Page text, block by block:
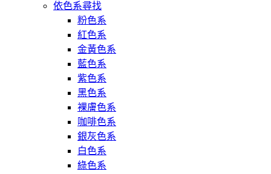
依色系尋找
粉色系
紅色系
金黃色系
藍色系
紫色系
黑色系
裸膚色系
咖啡色系
銀灰色系
白色系
綠色系